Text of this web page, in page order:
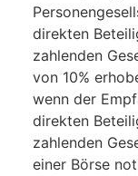
direkten
zahlenden
von 10%
wenn der
direkten
zahlenden
einer Börse